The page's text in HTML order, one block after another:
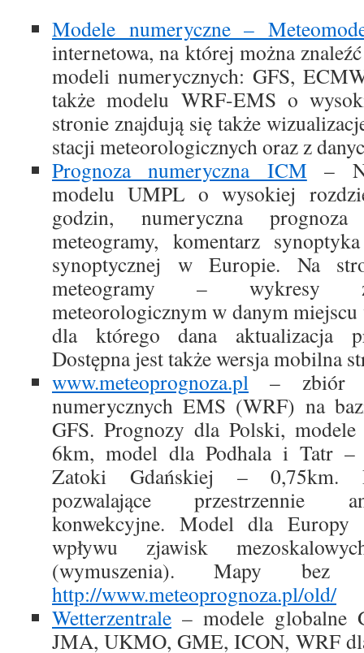
Modele numeryczne –
internetowa, na której można
modeli numerycznych: GFS,
także modelu WRF-EMS o
stronie znajdują się także
stacji meteorologicznych oraz z
Prognoza numeryczna ICM –
modelu UMPL o wysokiej
godzin, numeryczna
meteogramy, komentarz
synoptycznej w Europie. Na
meteogramy – wykresy
meteorologicznym w danym miejscu
dla którego dana aktualizacja
Dostępna jest także wersja mobilna
www.meteoprognoza.pl – zbiór
numerycznych EMS (WRF) na
GFS. Prognozy dla Polski,
6km, model dla Podhala i Tatr –
Zatoki Gdańskiej – 0,75km.
pozwalające przestrzennie
konwekcyjne. Model dla
wpływu zjawisk
(wymuszenia). Mapy bez
http://www.meteoprognoza.pl/old/
Wetterzentrale – modele globalne
JMA, UKMO, GME, ICON, WRF